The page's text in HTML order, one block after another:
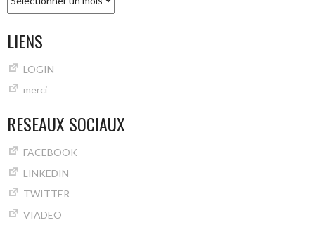
LIENS
LOGIN
merci
RESEAUX SOCIAUX
FACEBOOK
LINKEDIN
TWITTER
VIADEO